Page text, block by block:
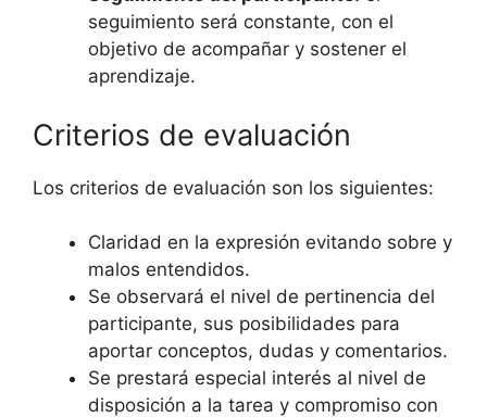
seguimiento será constante, con el
objetivo de acompañar y sostener el
aprendizaje.
Criterios de evaluación
Los criterios de evaluación son los siguientes:
Claridad en la expresión evitando sobre y
malos entendidos.
Se observará el nivel de pertinencia del
participante, sus posibilidades para
aportar conceptos, dudas y comentarios.
Se prestará especial interés al nivel de
disposición a la tarea y compromiso con